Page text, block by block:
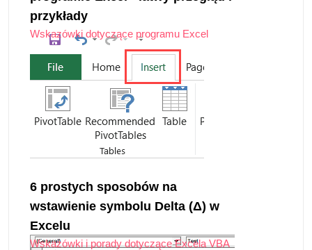
przykłady
Wskazówki dotyczące programu Excel
6 prostych sposobów na
wstawienie symbolu Delta (Δ) w
Excelu
Wskazówki i porady dotyczące Excela VBA